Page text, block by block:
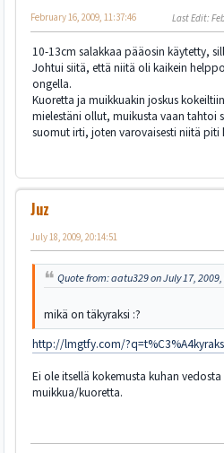
February 16, 2009, 11:37:46 Last Edit:
10-13cm salakkaa pääosin käytetty,
Johtui siitä, että niitä oli kaikein
ongella.
Kuoretta ja muikkuakin joskus
mielestäni ollut, muikusta vaan tahtoi
suomut irti, joten varovaisesti niitä piti
Juz
July 18, 2009, 20:14:51
Quote from: aatu329 on July 17,
mikä on täkyraksi :?
http://lmgtfy.com/
Ei ole itsellä kokemusta kuhan
muikkua/kuoretta.